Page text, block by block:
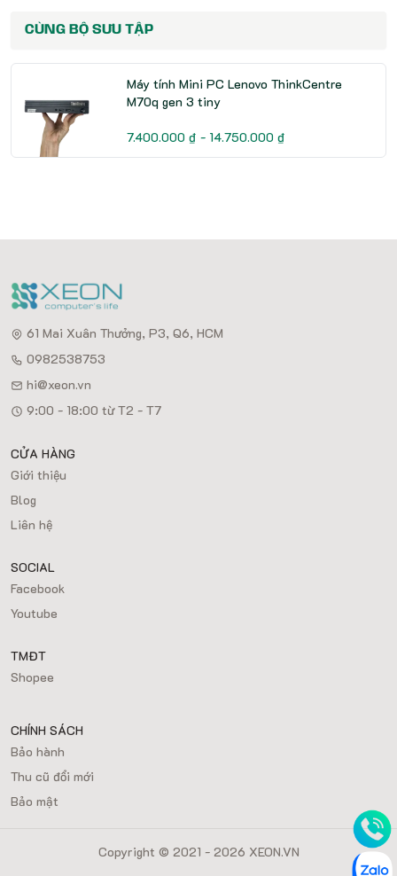
CÙNG BỘ SƯU TẬP
Máy tính Mini PC Lenovo ThinkCentre
M70q gen 3 tiny
7.400.000 ₫ - 14.750.000 ₫
61 Mai Xuân Thưởng, P3, Q6, HCM
0982538753
hi@xeon.vn
9:00 - 18:00 từ T2 - T7
CỬA HÀNG
Giới thiệu
Blog
Liên hệ
SOCIAL
Facebook
Youtube
TMĐT
Shopee
CHÍNH SÁCH
Bảo hành
Thu cũ đổi mới
Bảo mật
Copyright © 2021 - 2026 XEON.VN